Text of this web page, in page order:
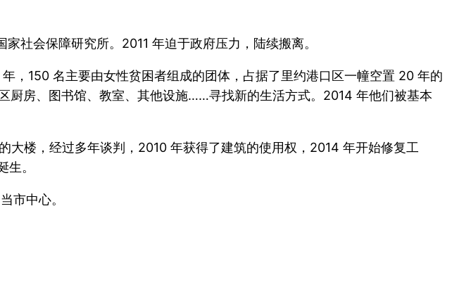
社会保障研究所。2011 年迫于政府压力，陆续搬离。
，150 名主要由女性贫困者组成的团体，占据了里约港口区一幢空置 20 年的
厨房、图书馆、教室、其他设施……寻找新的生活方式。2014 年他们被基本
大楼，经过多年谈判，2010 年获得了建筑的使用权，2014 年开始修复工
。
市中心。